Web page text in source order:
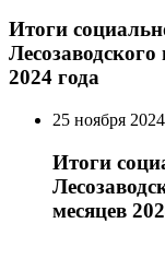
Итоги
Лесозаводского
2024 года
25 ноября 2024
Итоги
месяцев